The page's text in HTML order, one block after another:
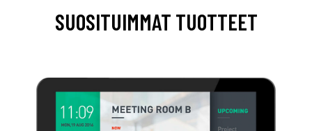
SUOSITUIMMAT TUOTTEET